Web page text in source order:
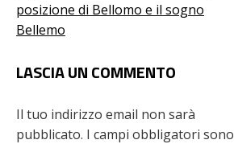
posizione di Bellomo e il sogno
Bellemo
LASCIA UN COMMENTO
Il tuo indirizzo email non sarà
pubblicato. I campi obbligatori sono